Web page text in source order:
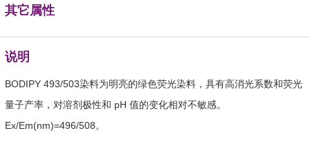
其它属性
说明
BODIPY 493/503染料为明亮的绿色荧光染料，具有高消光系数和荧光
量子产率，对溶剂极性和 pH 值的变化相对不敏感。
Ex/Em(nm)=496/508。